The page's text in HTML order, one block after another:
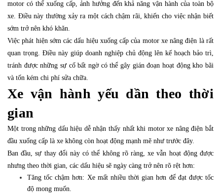
motor có thể xuống cấp, ảnh hưởng đến khả năng vận hành của toàn bộ
xe. Điều này thường xảy ra một cách chậm rãi, khiến cho việc nhận biết
sớm trở nên khó khăn.
Việc phát hiện sớm các dấu hiệu xuống cấp của motor xe nâng điện là rất
quan trọng. Điều này giúp doanh nghiệp chủ động lên kế hoạch bảo trì,
tránh được những sự cố bất ngờ có thể gây gián đoạn hoạt động kho bãi
và tốn kém chi phí sửa chữa.
Xe vận hành yếu dần theo thời
gian
Một trong những dấu hiệu dễ nhận thấy nhất khi motor xe nâng điện bắt
đầu xuống cấp là xe không còn hoạt động mạnh mẽ như trước đây.
Ban đầu, sự thay đổi này có thể không rõ ràng, xe vẫn hoạt động được
nhưng theo thời gian, các dấu hiệu sẽ ngày càng trở nên rõ rệt hơn:
Tăng tốc chậm hơn: Xe mất nhiều thời gian hơn để đạt được tốc
độ mong muốn.